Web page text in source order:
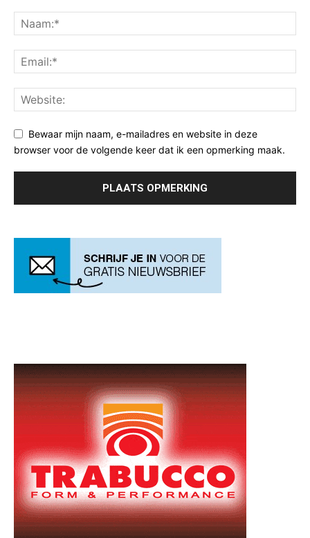
Bewaar mijn naam, e-mailadres en website in deze
browser voor de volgende keer dat ik een opmerking maak.